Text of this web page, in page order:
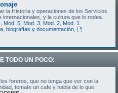
la Historia y operaciones de los Servicios
y la cultura que lo rodea.
Mod. 5 Mod. 3 Mod. 2 Mod. 1
biografías y documentación,
TODO UN POCO:
foreros, que no tenga que ver con la
tomate un cafe y habla de lo que